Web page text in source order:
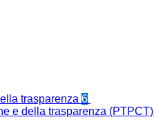
trasparenza 6
e della trasparenza (PTPCT)